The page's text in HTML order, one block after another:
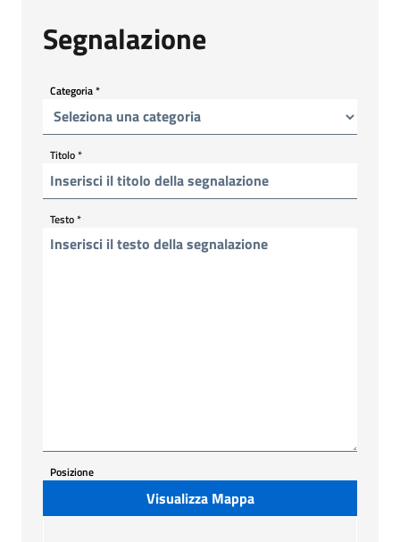
Segnalazione
Categoria*
Titolo*
Testo*
Posizione
Visualizza Mappa